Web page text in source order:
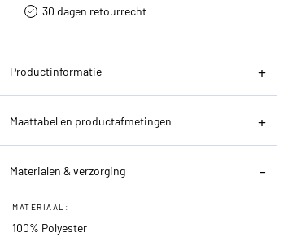
30 dagen retourrecht­
Productinformatie
Maattabel en productafmetingen
Materialen & verzorging
MATERIAAL:
100% Polyester